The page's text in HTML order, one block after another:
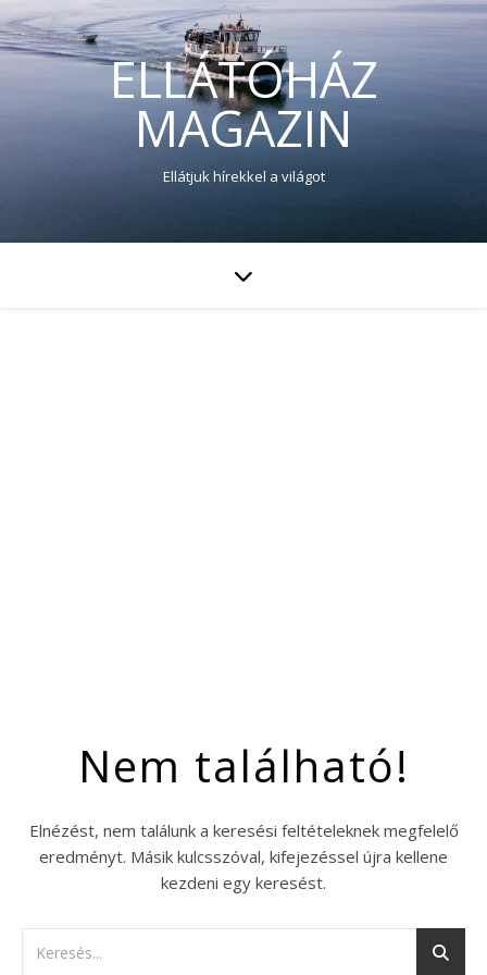
ELLÁTÓHÁZ
MAGAZIN
Ellátjuk hírekkel a világot
Nem található!
Elnézést, nem találunk a keresési feltételeknek megfelelő
eredményt. Másik kulcsszóval, kifejezéssel újra kellene
kezdeni egy keresést.